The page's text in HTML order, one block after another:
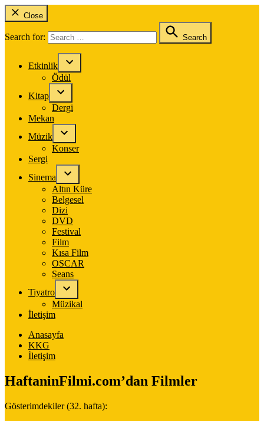
Close
Search for: Search
Etkinlik
Ödül
Kitap
Dergi
Mekan
Müzik
Konser
Sergi
Sinema
Altın Küre
Belgesel
Dizi
DVD
Festival
Film
Kısa Film
OSCAR
Seans
Tiyatro
Müzikal
İletişim
Anasayfa
KKG
İletişim
HaftaninFilmi.com’dan Filmler
Gösterimdekiler (32. hafta):